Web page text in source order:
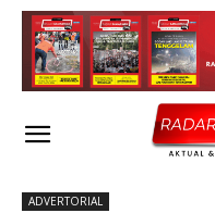
ADVERTORIAL